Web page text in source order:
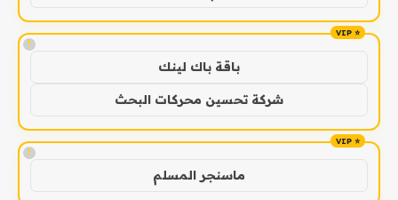
!
باقة باك لينك
شركة تحسين محركات البحث
!
ماسنجر المسلم